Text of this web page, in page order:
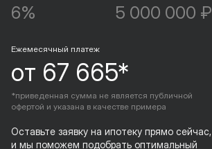
6% 5 000 000 ₽
Ежемесячный платеж
от 67 665*
*приведенная сумма не является публичной
офертой и указана в качестве примера
Оставьте заявку на ипотеку прямо сейчас,
и мы поможем подобрать оптимальный